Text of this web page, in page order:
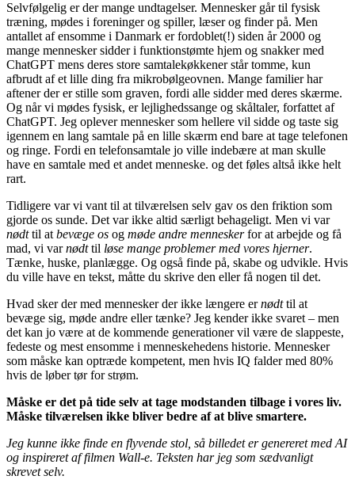
Selvfølgelig er der mange undtagelser. Mennesker går til fysisk
træning, mødes i foreninger og spiller, læser og finder på. Men
antallet af ensomme i Danmark er fordoblet(!) siden år 2000 og
mange mennesker sidder i funktionstømte hjem og snakker med
ChatGPT mens deres store samtalekøkkener står tomme, kun
afbrudt af et lille ding fra mikrobølgeovnen. Mange familier har
aftener der er stille som graven, fordi alle sidder med deres skærme.
Og når vi mødes fysisk, er lejlighedssange og skåltaler, forfattet af
ChatGPT. Jeg oplever mennesker som hellere vil sidde og taste sig
igennem en lang samtale på en lille skærm end bare at tage telefonen
og ringe. Fordi en telefonsamtale jo ville indebære at man skulle
have en samtale med et andet menneske. og det føles altså ikke helt
rart.
Tidligere var vi vant til at tilværelsen selv gav os den friktion som
gjorde os sunde. Det var ikke altid særligt behageligt. Men vi var
nødttil at bevæge os og møde andre menneskerfor at arbejde og få
mad, vi varnødttil løse mange problemer med vores hjerner.
Tænke, huske, planlægge. Og også finde på, skabe og udvikle. Hvis
du ville have en tekst, måtte du skrive den eller få nogen til det.
Hvad sker der med mennesker der ikke længere ernødttil at
bevæge sig, møde andre eller tænke? Jeg kender ikke svaret – men
det kan jo være at de kommende generationer vil være de slappeste,
fedeste og mest ensomme i menneskehedens historie. Mennesker
som måske kan optræde kompetent, men hvis IQ falder med 80%
hvis de løber tør for strøm.
Måske er det på tide selv at tage modstanden tilbage i vores liv.
Måske tilværelsen ikke bliver bedre af at blive smartere.
Jeg kunne ikke finde en flyvende stol, så billedet er genereret med AI
og inspireret af filmen Wall-e. Teksten har jeg som sædvanligt
skrevet selv.